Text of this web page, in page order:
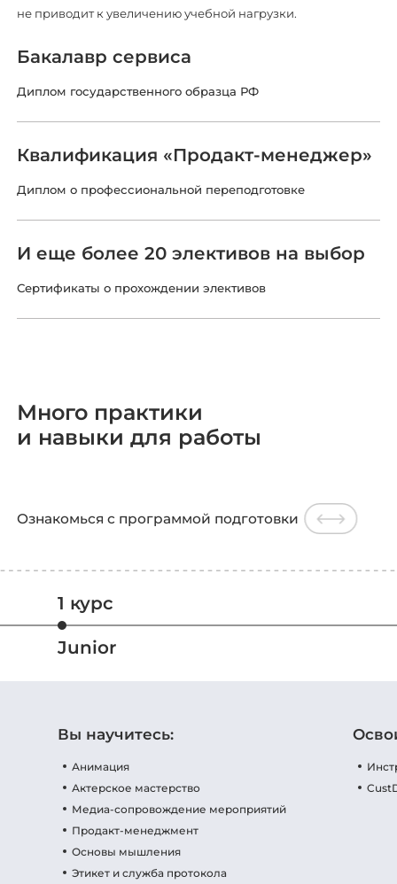
не приводит к увеличению учебной нагрузки.
Бакалавр сервиса
Диплом государственного образца РФ
Квалификация «Продакт-менеджер»
Диплом о профессиональной переподготовке
И еще более 20 элективов на выбор
Сертификаты о прохождении элективов
Много практики
и навыки для работы
Ознакомься с программой подготовки
1 курс
Junior
Вы научитесь:
Анимация
Актерское мастерство
Медиа-сопровождение мероприятий
Продакт-менеджмент
Основы мышления
Этикет и служба протокола